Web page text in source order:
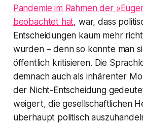
Pandemie im Rahmen der
beobachtet hat, war, dass
Entscheidungen kaum mehr
wurden – denn so konnte man
öffentlich kritisieren. Die
demnach auch als inhärenter
der Nicht-Entscheidung
weigert, die gesellschaftlichen
überhaupt politisch